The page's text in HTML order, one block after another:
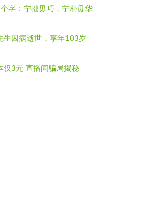
字：宁拙毋巧，宁朴毋华
生因病逝世，享年103岁
仅3元 直播间骗局揭秘